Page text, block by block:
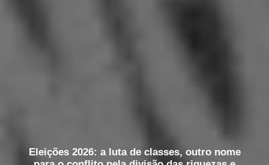
Eleições 2026: a luta de classes, outro nome